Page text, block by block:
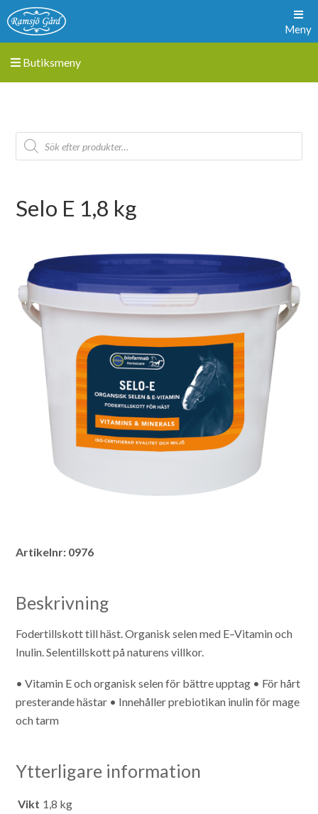
Meny
Butiksmeny
Selo E 1,8 kg
Artikelnr: 0976
Beskrivning
Fodertillskott till häst. Organisk selen med E–Vitamin och
Inulin. Selentillskott på naturens villkor.
• Vitamin E och organisk selen för bättre upptag • För hårt
presterande hästar • Innehåller prebiotikan inulin för mage
och tarm
Ytterligare information
Vikt 1,8 kg